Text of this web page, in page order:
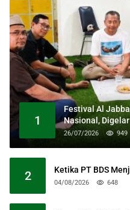
1
Festival Al
Nasional,
Masjid Raya Al
26/07/2026 949
2 Ketika PT BDS
04/08/2026 648